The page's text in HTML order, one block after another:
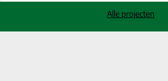
Alle projecten